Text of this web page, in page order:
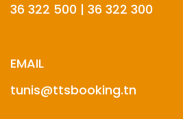
36 322 500 | 36 322 300
EMAIL
tunis@ttsbooking.tn